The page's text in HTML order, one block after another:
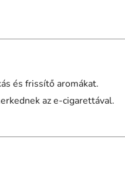
és frissítő aromákat.
az e-cigarettával.